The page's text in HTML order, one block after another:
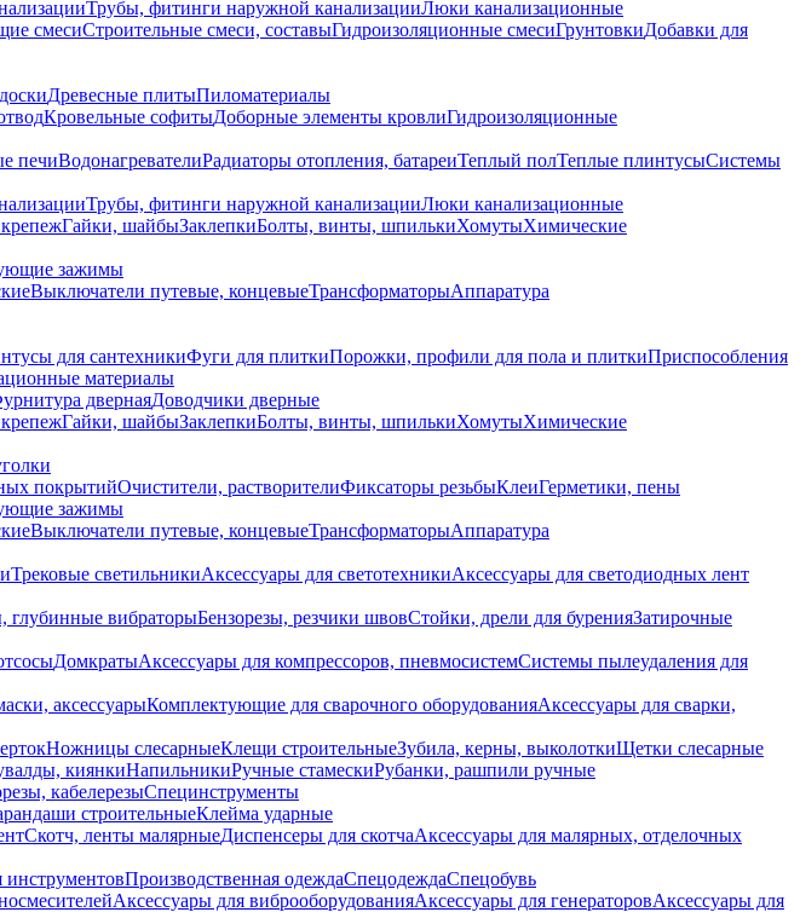
Трубы, фитинги наружной канализацииЛюки канализационные
смесиСтроительные смеси, составыГидроизоляционные смесиГрунтовкиДобавки для
Древесные плитыПиломатериалы
Кровельные софитыДоборные элементы кровлиГидроизоляционные
печиВодонагревателиРадиаторы отопления, батареиТеплый полТеплые плинтусыСистемы
Трубы, фитинги наружной канализацииЛюки канализационные
Гайки, шайбыЗаклепкиБолты, винты, шпилькиХомутыХимические
зажимы
Выключатели путевые, концевыеТрансформаторыАппаратура
для сантехникиФуги для плиткиПорожки, профили для пола и плиткиПриспособления
материалы
двернаяДоводчики дверные
Гайки, шайбыЗаклепкиБолты, винты, шпилькиХомутыХимические
покрытийОчистители, растворителиФиксаторы резьбыКлеиГерметики, пены
зажимы
Выключатели путевые, концевыеТрансформаторыАппаратура
Трековые светильникиАксессуары для светотехникиАксессуары для светодиодных лент
глубинные вибраторыБензорезы, резчики швовСтойки, дрели для буренияЗатирочные
ДомкратыАксессуары для компрессоров, пневмосистемСистемы пылеудаления для
аксессуарыКомплектующие для сварочного оборудованияАксессуары для сварки,
Ножницы слесарныеКлещи строительныеЗубила, керны, выколоткиЩетки слесарные
киянкиНапильникиРучные стамескиРубанки, рашпили ручные
кабелерезыСпецинструменты
строительныеКлейма ударные
Скотч, ленты малярныеДиспенсеры для скотчаАксессуары для малярных, отделочных
Производственная одеждаСпецодеждаСпецобувь
Аксессуары для виброоборудованияАксессуары для генераторовАксессуары для